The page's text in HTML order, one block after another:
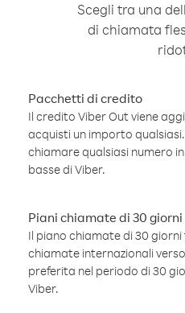
Scegli tra una
di chiamata
Pacchetti di credito
Il credito Viber Out viene
acquisti un importo
chiamare qualsiasi numero
basse di Viber.
Piani chiamate di 30 giorni
Il piano chiamate di 30
chiamate internazionali
preferita nel periodo di 30
Viber.